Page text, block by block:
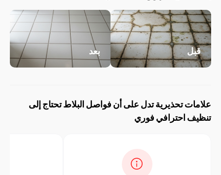
بعد
تحذيرية تدل على أن فواصل البلاط تحتاج إلى
احترافي فوري